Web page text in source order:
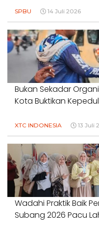
SPBU 14 Juli 2026
Bukan Sekadar
Kota Buktikan
XTC INDONESIA 13 Juli
Wadahi Praktik Baik
Subang 2026 Pacu